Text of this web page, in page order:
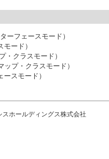
ターフェースモード）
モード）
・クラスモード）
ップ・クラスモード）
ースモード）
ホールディングス株式会社